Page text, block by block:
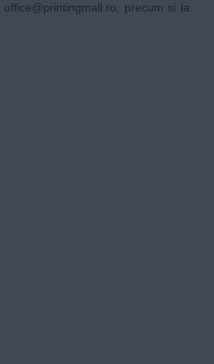
office@printingmall.ro , precum si la